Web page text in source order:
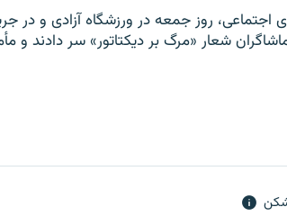
اجتماعی، روز جمعه در ورزشگاه آزادی و در
شعار «مرگ بر دیکتاتور» سر دادند و